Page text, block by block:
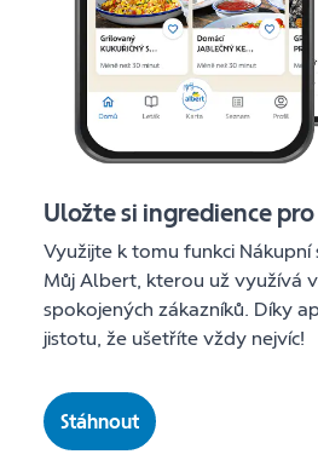
Uložte si ingredience
Využijte k tomu funkci Nákupní
Můj Albert, kterou už využívá
spokojených zákazníků. Díky
jistotu, že ušetříte vždy nejvíc!
Stáhnout